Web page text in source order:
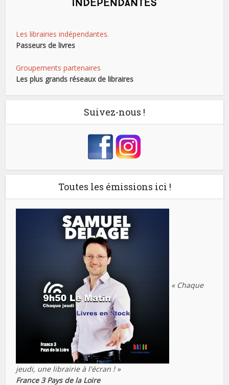
Les librairies indépendantes.
Passeurs de livres
Groupements partenaires
Les plus grands réseaux de libraires
Suivez-nous !
Toutes les émissions ici !
« Chaque
jeudi, une librairie à l'écran ! »
France 3 Pays de la Loire